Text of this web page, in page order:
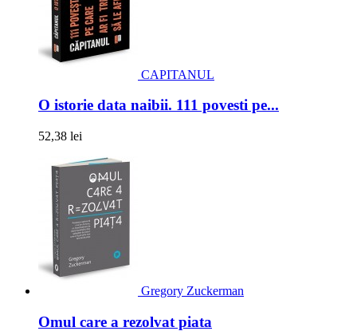
CAPITANUL
O istorie data naibii. 111 povesti pe...
52,38 lei
Gregory Zuckerman
Omul care a rezolvat piata